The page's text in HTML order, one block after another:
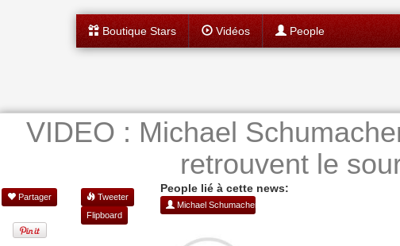
Boutique Stars Vidéos People
VIDEO : Michael
retrouvent le
Partager
Tweeter
Flipboard
People lié à cette news:
Michael Schumacher